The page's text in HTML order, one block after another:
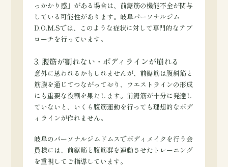
っかかり感」がある場合は、前鋸筋の機能不全が関与
している可能性があります。岐阜パーソナルジム
D.O.M.Sでは、このような症状に対して専門的なアプ
ローチを行っています。
3. 腹筋が割れない・ボディラインが崩れる
意外に思われるかもしれませんが、前鋸筋は腹斜筋と
筋膜を通じてつながっており、ウエストラインの形成
にも重要な役割を果たします。前鋸筋が十分に発達し
ていないと、いくら腹筋運動を行っても理想的なボデ
ィラインが作れません。
岐阜のパーソナルジムドムスでボディメイクを行う会
員様には、前鋸筋と腹筋群を連動させたトレーニング
を重視してご指導しています。